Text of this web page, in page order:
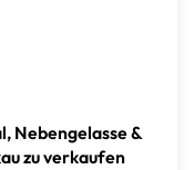
Nebengelasse &
zu verkaufen